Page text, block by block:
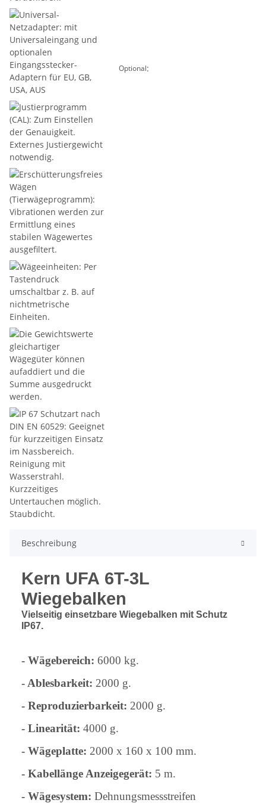
Optional:
Beschreibung
Kern UFA 6T-3L
Wiegebalken
Vielseitig einsetzbare Wiegebalken mit Schutz
IP67.
- Wägebereich: 6000 kg.
- Ablesbarkeit: 2000 g.
- Reproduzierbarkeit: 2000 g.
- Linearität: 4000 g.
- Wägeplatte: 2000 x 160 x 100 mm.
- Kabellänge Anzeigegerät: 5 m.
- Wägesystem: Dehnungsmessstreifen